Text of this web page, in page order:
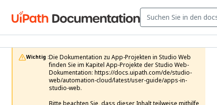
Wichtig :Die Dokumentation zu App-Projekten in Studio Web
finden Sie im Kapitel App-Projekte der Studio Web-
Dokumentation: https://docs.uipath.com/de/studio-
web/automation-cloud/latest/user-guide/apps-in-
studio-web.